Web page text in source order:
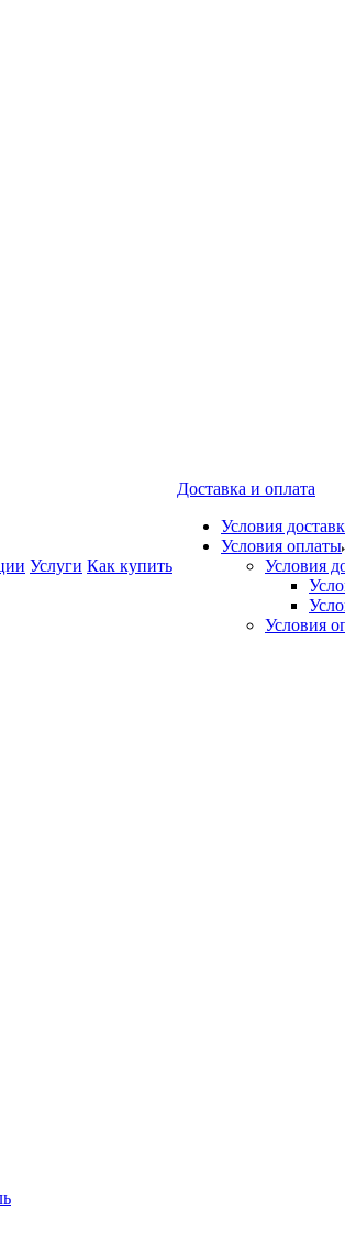
Услуги Как купить
Доставка и оплата
Условия
Условия оплаты
Условия
Условия